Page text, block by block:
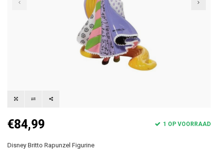
€84,99 1 OP VOORRAAD
Disney Britto Rapunzel Figurine